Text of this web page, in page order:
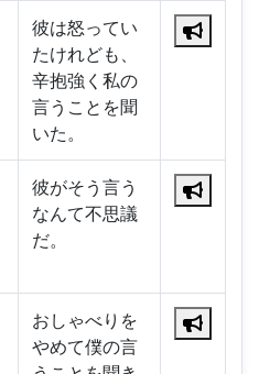
彼は怒ってい
たけれども、
辛抱強く私の
言うことを聞
いた。
彼がそう言う
なんて不思議
だ。
おしゃべりを
やめて僕の言